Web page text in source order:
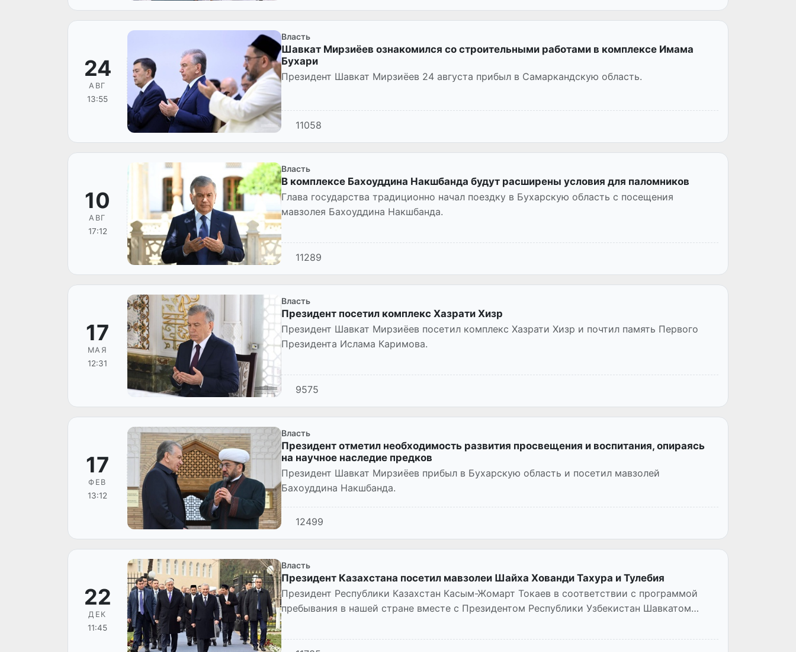
24
АВГ
13:55
Власть
Шавкат Мирзиёев ознакомился со строительными работами в комплексе Имама
Бухари
Президент Шавкат Мирзиёев 24 августа прибыл в Самаркандскую область.
11058
10
АВГ
17:12
Власть
В комплексе Бахоуддина Накшбанда будут расширены условия для паломников
Глава государства традиционно начал поездку в Бухарскую область с посещения
мавзолея Бахоуддина Накшбанда.
11289
17
МАЯ
12:31
Власть
Президент посетил комплекс Хазрати Хизр
Президент Шавкат Мирзиёев посетил комплекс Хазрати Хизр и почтил память Первого
Президента Ислама Каримова.
9575
17
ФЕВ
13:12
Власть
Президент отметил необходимость развития просвещения и воспитания, опираясь
на научное наследие предков
Президент Шавкат Мирзиёев прибыл в Бухарскую область и посетил мавзолей
Бахоуддина Накшбанда.
12499
22
ДЕК
11:45
Власть
Президент Казахстана посетил мавзолеи Шайха Хованди Тахура и Тулебия
Президент Республики Казахстан Касым-Жомарт Токаев в соответствии с программой
пребывания в нашей стране вместе с Президентом Республики Узбекистан Шавкатом